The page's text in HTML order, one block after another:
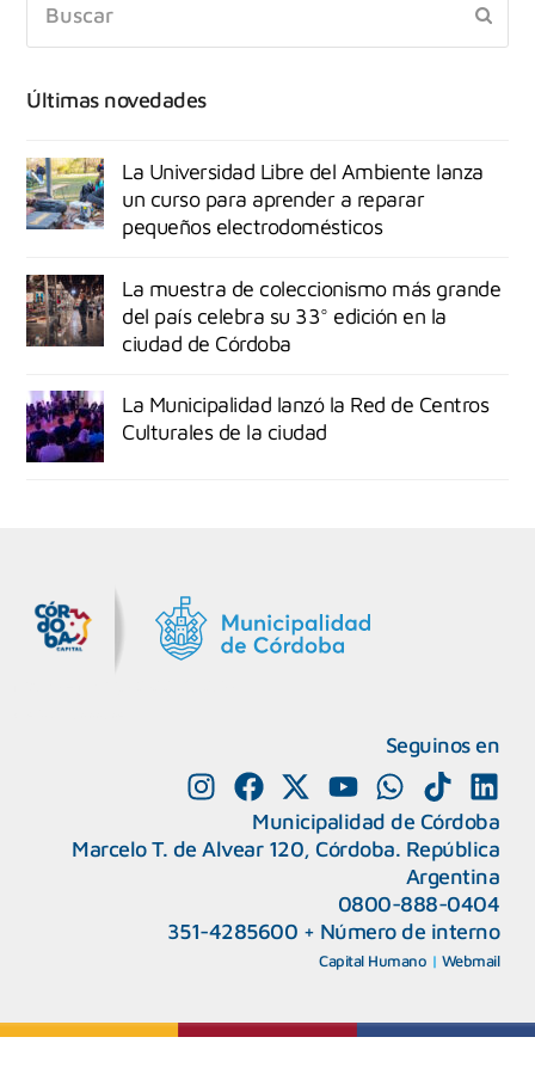
Últimas novedades
La Universidad Libre del Ambiente lanza
un curso para aprender a reparar
pequeños electrodomésticos
La muestra de coleccionismo más grande
del país celebra su 33° edición en la
ciudad de Córdoba
La Municipalidad lanzó la Red de Centros
Culturales de la ciudad
Seguinos en
Municipalidad de Córdoba
Marcelo T. de Alvear 120, Córdoba. República
Argentina
0800-888-0404
351-4285600 + Número de interno
Capital Humano | Webmail
CAPeM – Centro de Atención a Personas Migrantes y Refugiadas.